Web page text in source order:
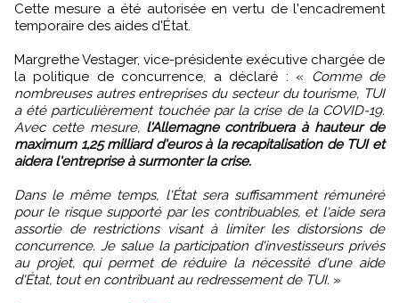
Cette mesure a été autorisée en vertu de l'encadrement
temporaire des aides d'État.
Margrethe Vestager, vice-présidente exécutive chargée de
la politique de concurrence, a déclaré : « Comme de
nombreuses autres entreprises du secteur du tourisme, TUI
a été particulièrement touchée par la crise de la COVID-19.
Avec cette mesure, l'Allemagne contribuera à hauteur de
maximum 1,25 milliard d'euros à la recapitalisation de TUI et
aidera l'entreprise à surmonter la crise.
Dans le même temps, l'État sera suffisamment rémunéré
pour le risque supporté par les contribuables, et l'aide sera
assortie de restrictions visant à limiter les distorsions de
concurrence. Je salue la participation d'investisseurs privés
au projet, qui permet de réduire la nécessité d'une aide
d'État, tout en contribuant au redressement de TUI. »